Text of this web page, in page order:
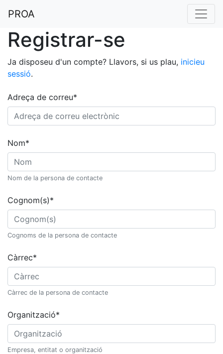
PROA
Registrar-se
Ja disposeu d'un compte? Llavors, si us plau, inicieu
sessió.
Adreça de correu*
Nom*
Nom de la persona de contacte
Cognom(s)*
Cognoms de la persona de contacte
Càrrec*
Càrrec de la persona de contacte
Organització*
Empresa, entitat o organització